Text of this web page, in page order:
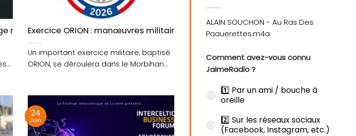
militaire au cœur de Lorient
Exercice ORION : manœuvres militaires prévues dans le Morbihan
Un important exercice militaire, baptisé
ORION, se déroulera dans le Morbihan
24
Juin
Comment avez-vous connu
JaimeRadio ?
1️⃣ Par un ami / bouche à
oreille
2️⃣ Sur les réseaux sociaux
(Facebook, Instagram, etc.)